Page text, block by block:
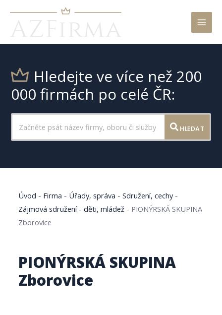
Hledejte ve více než 200
000 firmách po celé ČR:
HLEDAT
Úvod - Firma - Úřady, správa -Sdružení, cechy-
Zájmová sdružení - děti, mládež - PIONÝRSKÁ SKUPINA
Zborovice
PIONÝRSKÁ SKUPINA
Zborovice